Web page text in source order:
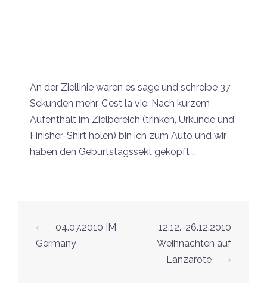
An der Ziellinie waren es sage und schreibe 37
Sekunden mehr. C’est la vie. Nach kurzem
Aufenthalt im Zielbereich (trinken, Urkunde und
Finisher-Shirt holen) bin ich zum Auto und wir
haben den Geburtstagssekt geköpft …
⟵
04.07.2010 IM
Germany
12.12.-26.12.2010
Weihnachten auf
Lanzarote ⟶